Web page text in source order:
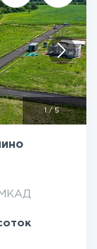
1/5